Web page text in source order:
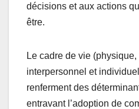
décisions et aux actions
être.
Le cadre de vie
interpersonnel et
renferment des
entravant l’adoption de